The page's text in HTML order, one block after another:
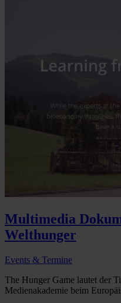
Multimedia
Welthunger
Events & Termine
The Hunger Game lautet der
Medienakademie beim